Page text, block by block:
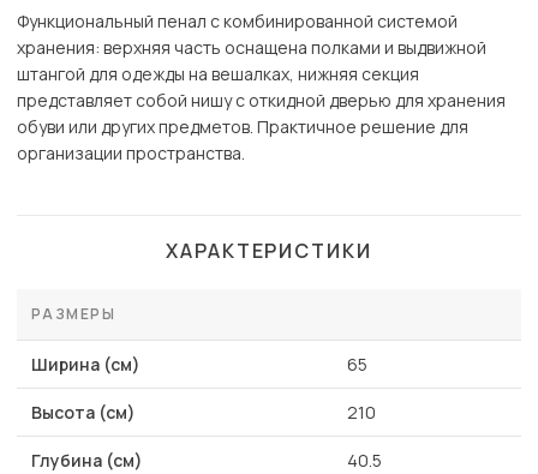
Функциональный пенал с комбинированной системой
хранения: верхняя часть оснащена полками и выдвижной
штангой для одежды на вешалках, нижняя секция
представляет собой нишу с откидной дверью для хранения
обуви или других предметов. Практичное решение для
организации пространства.
ХАРАКТЕРИСТИКИ
РАЗМЕРЫ
Ширина (см) 65
Высота (см) 210
Глубина (см) 40.5